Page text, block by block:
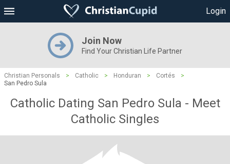
Login
Join Now
Find Your Christian Life Partner
Christian Personals > Catholic > Honduran > Cortés
>
San Pedro Sula
Catholic Dating San Pedro Sula - Meet
Catholic Singles